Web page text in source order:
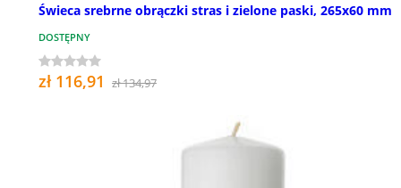
Świeca srebrne obrączki stras i zielone paski, 265x60 mm
DOSTĘPNY
zł 116,91 zł 134,97